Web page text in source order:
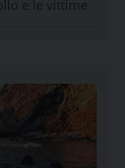
e le vittime